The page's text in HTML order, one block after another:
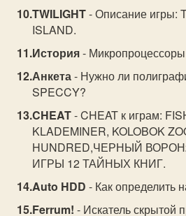
TWILIGHT- Описание игры:
ISLAND.
История-
Анкета- Нужно ли
SPECCY?
CHEAT- CHEAT к играм:
KLADEMINER, KOLOBOK
HUNDRED,ЧЕРНЫЙ
ИГРЫ 12 ТАЙНЫХ КНИГ.
Auto HDD - Как определить
Ferrum! - Искатель скрытой